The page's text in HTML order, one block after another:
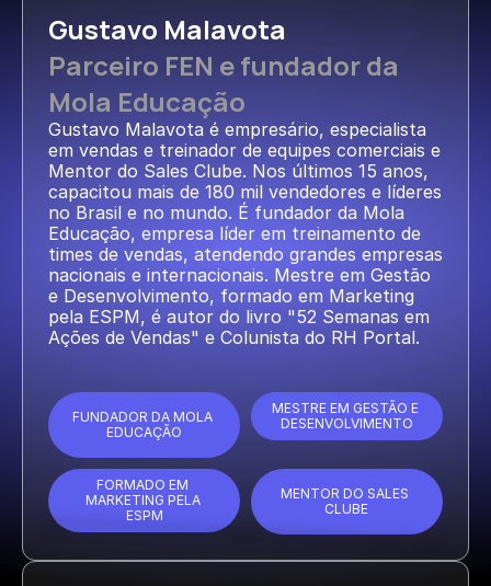
Gustavo Malavota
Parceiro FEN e fundador da
Mola Educação
Gustavo Malavota é empresário, especialista
em vendas e treinador de equipes comerciais e
Mentor do Sales Clube. Nos últimos 15 anos,
capacitou mais de 180 mil vendedores e líderes
no Brasil e no mundo. É fundador da Mola
Educação, empresa líder em treinamento de
times de vendas, atendendo grandes empresas
nacionais e internacionais. Mestre em Gestão
e Desenvolvimento, formado em Marketing
pela ESPM, é autor do livro "52 Semanas em
Ações de Vendas" e Colunista do RH Portal.
FUNDADOR DA MOLA
EDUCAÇÃO
MESTRE EM GESTÃO E
DESENVOLVIMENTO
FORMADO EM
MARKETING PELA
ESPM
MENTOR DO SALES
CLUBE